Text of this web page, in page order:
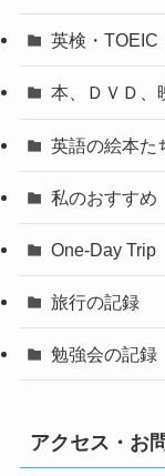
英検・TOEIC
本、ＤＶＤ、
英語の絵本た
私のおすすめ
One-Day Trip
旅行の記録
勉強会の記録
アクセス・お